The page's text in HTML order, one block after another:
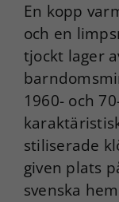
En kopp
och en
tjockt lager
1960- och
stiliserade
given plats
svenska